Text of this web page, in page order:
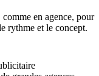
en agence, pour
rythme et le concept.